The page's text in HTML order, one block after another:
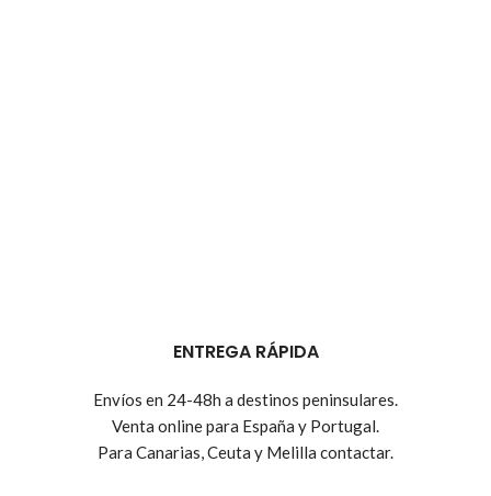
ENTREGA RÁPIDA
Envíos en 24-48h a destinos peninsulares.
Venta online para España y Portugal.
Para Canarias, Ceuta y Melilla contactar.